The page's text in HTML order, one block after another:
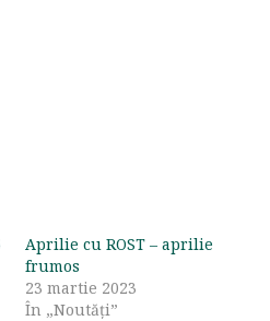
Aprilie cu ROST – aprilie
frumos
23 martie 2023
În „Noutăți”